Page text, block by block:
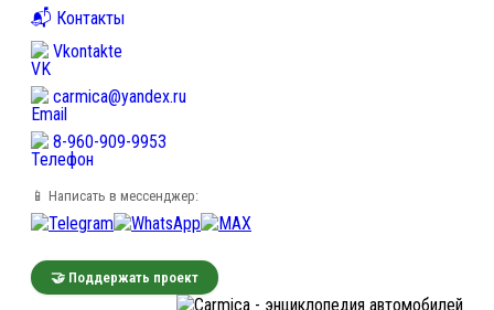
📬 Контакты
Vkontakte
carmica@yandex.ru
8-960-909-9953
📱 Написать в мессенджер:
🤝 Поддержать проект